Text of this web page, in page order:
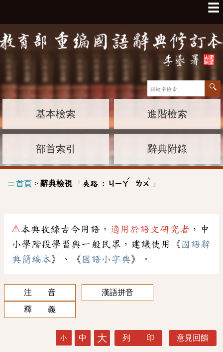
☰
基本檢索 進階檢索
部首索引 辭典附錄
::: 首頁 > 辭典檢視「 夾路 : ㄐㄧㄚ
ˊ
ㄌㄨ
ˋ
」
⚠本典收錄古今用語， 適用於語文研究者 ，中
小學階段學習與一般民眾，建議使用《 國語辭
典簡編本》、《 國語小字典》。
注 音
漢語拼音
釋 義
小 中 大 列 印 意見回饋